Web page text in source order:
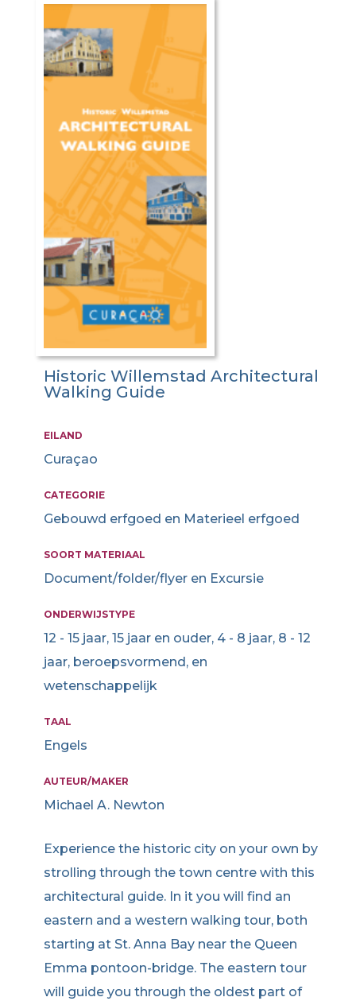
Historic Willemstad Architectural
Walking Guide
EILAND
Curaçao
CATEGORIE
Gebouwd erfgoed en Materieel erfgoed
SOORT MATERIAAL
Document/folder/flyer en Excursie
ONDERWIJSTYPE
12 - 15 jaar, 15 jaar en ouder, 4 - 8 jaar, 8 - 12
jaar, beroepsvormend, en
wetenschappelijk
TAAL
Engels
AUTEUR/MAKER
Michael A. Newton
Experience the historic city on your own by
strolling through the town centre with this
architectural guide. In it you will find an
eastern and a western walking tour, both
starting at St. Anna Bay near the Queen
Emma pontoon-bridge. The eastern tour
will guide you through the oldest part of